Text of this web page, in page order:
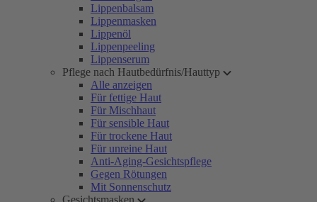
Lippenbalsam
Lippenmasken
Lippenöl
Lippenpeeling
Lippenserum
Pflege nach Hautbedürfnis/Hauttyp
Alle anzeigen
Für fettige Haut
Für Mischhaut
Für sensible Haut
Für trockene Haut
Für unreine Haut
Anti-Aging-Gesichtspflege
Gegen Rötungen
Mit Sonnenschutz
Gesichtsmasken